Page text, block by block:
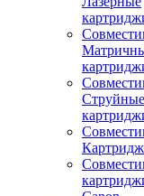
Струйные